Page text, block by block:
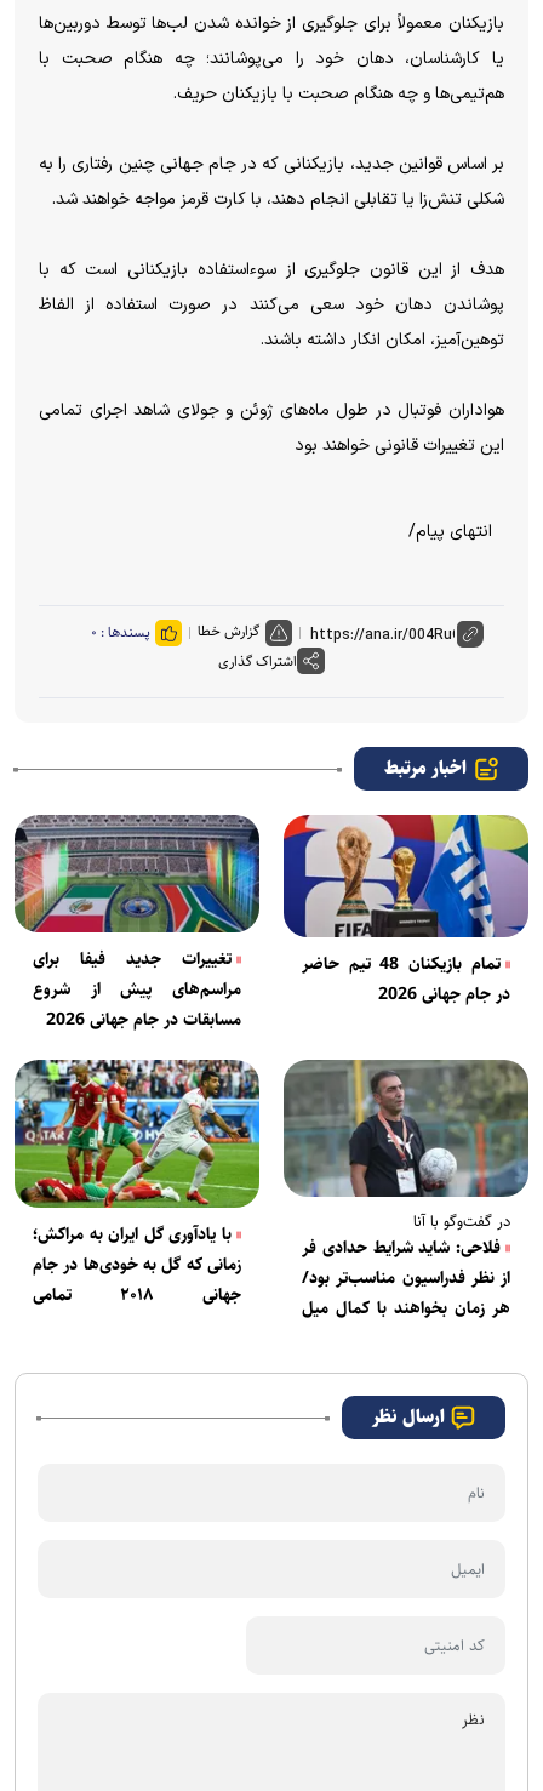
بازیکنان معمولاً برای جلوگیری از خوانده شدن لب‌ها توسط دوربین‌ها
یا کارشناسان، دهان خود را می‌پوشانند؛ چه هنگام صحبت با
هم‌تیمی‌ها و چه هنگام صحبت با بازیکنان حریف.
بر اساس قوانین جدید، بازیکنانی که در جام جهانی چنین رفتاری را به
شکلی تنش‌زا یا تقابلی انجام دهند، با کارت قرمز مواجه خواهند شد.
هدف از این قانون جلوگیری از سوءاستفاده بازیکنانی است که با
پوشاندن دهان خود سعی می‌کنند در صورت استفاده از الفاظ
توهین‌آمیز، امکان انکار داشته باشند.
هواداران فوتبال در طول ماه‌های ژوئن و جولای شاهد اجرای تمامی
این تغییرات قانونی خواهند بود
انتهای پیام/
گزارش خطا پسندها : ۰
اشتراک گذاری
اخبار مرتبط
تمام بازیکنان 48 تیم حاضر
در جام جهانی 2026
تغییرات جدید فیفا برای
مراسم‌های پیش از شروع
مسابقات در جام جهانی 2026
در گفت‌وگو با آنا
فلاحی: شاید شرایط حدادی فر
از نظر فدراسیون مناسب‌تر بود/
هر زمان بخواهند با کمال میل
با یادآوری گل ایران به مراکش؛
زمانی که گل به خودی‌ها در جام
جهانی ۲۰۱۸ تمامی
ارسال نظر